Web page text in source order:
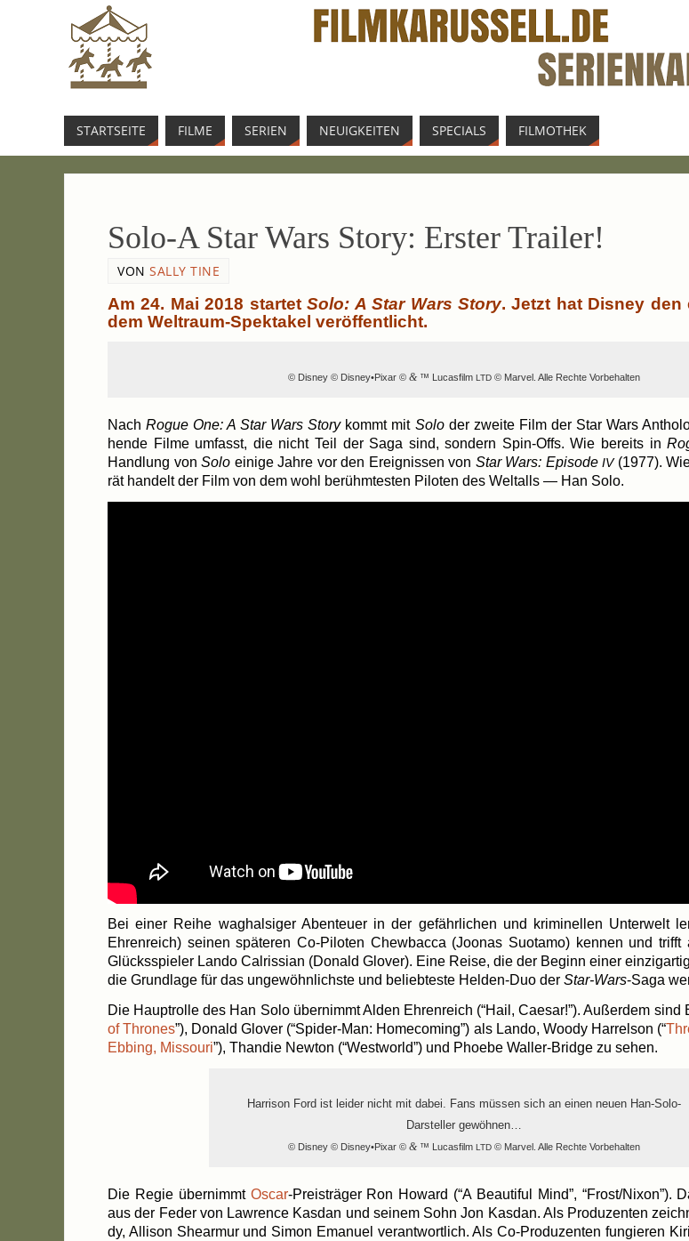
START­SEI­TE FIL­ME SERI­EN NEU­IG­KEI­TEN SPE­CIALS FIL­MO­THEK
Solo‑A Star Wars Sto­ry: Ers­ter Trailer!
VON SALLY TINE
Am 24. Mai 2018 star­tetSolo: A Star Wars Sto­ry. Jetzt hat Dis­ney den
dem Weltraum-Spektakel veröffentlicht.
© Dis­ney © Disney•Pixar © & ™ Lucas­film LTD © Mar­vel. Alle Rech­te Vorbehalten
NachRogue One: A Star Wars Sto­rykommt mit Soloder zwei­te Film der Star Wars
hen­de Fil­me umfasst, die nicht Teil der Saga sind, son­dern Spin-Offs. Wie bereits in
Hand­lung von Solo eini­ge Jah­re vor den Ereig­nis­sen von Star Wars: Epi­so­de IV(1977).
rät han­delt der Film von dem wohl berühm­tes­ten Pilo­ten des Welt­alls — Han Solo.
Bei einer Rei­he wag­hal­si­ger Aben­teu­er in der gefähr­li­chen und kri­mi­nel­len Unter­welt
Ehren­reich) sei­nen spä­te­ren Co-Piloten Chew­bac­ca (Joo­nas Suo­ta­mo) ken­nen und trifft
Glücks­spie­ler Lan­do Cal­ris­si­an (Donald Glover). Eine Rei­se, die der Beginn einer
die Grund­la­ge für das unge­wöhn­lichs­te und belieb­tes­te Helden-Duo der Star-Wars-Saga
Die Haupt­rol­le des Han Solo über­nimmt Alden Ehren­reich (“Hail, Cae­sar!”). Außer­dem sind
of Thro­nes”), Donald Glover (“Spider-Man: Home­co­ming”) als Lan­do, Woo­dy Har­rel­son (“
Ebbing, Mis­sou­ri”), Than­die New­ton (“West­world”) und Phoe­be Waller-Bridge zu sehen.
Har­ri­son Ford ist lei­der nicht mit dabei. Fans müs­sen sich an einen neu­en Han-Solo-
Darsteller gewöh­nen…
© Dis­ney © Disney•Pixar © & ™ Lucas­film LTD © Mar­vel. Alle Rech­te Vorbehalten
Die Regie über­nimmt Oscar-Preis­trä­ger Ron Howard (“A Beau­tiful Mind”, “Frost/Nixon”).
aus der Feder von Law­rence Kas­dan und sei­nem Sohn Jon Kas­dan. Als Pro­du­zen­ten
dy, Alli­son She­ar­mur und Simon Ema­nu­el ver­ant­wort­lich. Als Co-Produzenten fun­gie­ren